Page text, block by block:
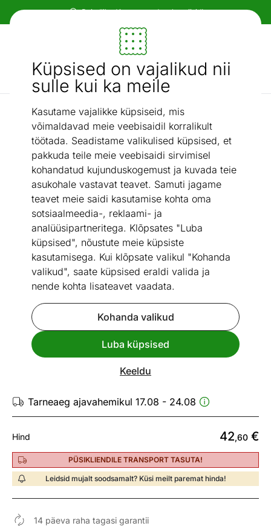
Küpsised on vajalikud nii
sulle kui ka meile
Kasutame vajalikke küpsiseid, mis
võimaldavad meie veebisaidil korralikult
töötada. Seadistame valikulised küpsised, et
pakkuda teile meie veebisaidi sirvimisel
kohandatud kujunduskogemust ja kuvada teie
asukohale vastavat teavet. Samuti jagame
teavet meie saidi kasutamise kohta oma
sotsiaalmeedia-, reklaami- ja
analüüsipartneritega. Klõpsates "Luba
küpsised", nõustute meie küpsiste
kasutamisega. Kui klõpsate valikul "Kohanda
valikud", saate küpsised eraldi valida ja
nende kohta lisateavet vaadata.
Kohanda valikud
Luba küpsised
Keeldu
Paindlikud ja mugavad makseviisid!
Mööbel ja sisustus - ON24
Otsi...
AI otsing
LED seinavalgustid Vannitoavalgusti Pandella 1
Vannitoavalgusti Pandella 1
Tarneaeg ajavahemikul 17.08 - 24.08
Hind 42,60 €
PÜSIKLIENDILE TRANSPORT TASUTA!
Leidsid mujalt soodsamalt? Küsi meilt paremat hinda!
14 päeva raha tagasi garantii